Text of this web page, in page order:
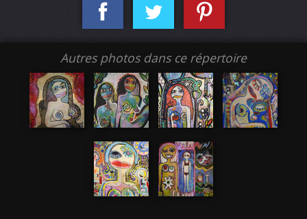
Autres photos dans ce répertoire